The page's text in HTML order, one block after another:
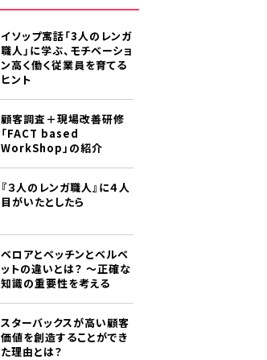
イソップ寓話「3人のレンガ
職人」に学ぶ、モチベーショ
ン高く働く従業員を育てる
ヒント
顧客調査＋現場改善研修
「FACT based
WorkShop」の紹介
『３人のレンガ職人』に４人
目がいたとしたら
ベロアとベッチンとベルベ
ットの違いとは？ ～正確な
知識の重要性を考える
スターバックスが高い顧客
価値を創造することができ
た理由とは？